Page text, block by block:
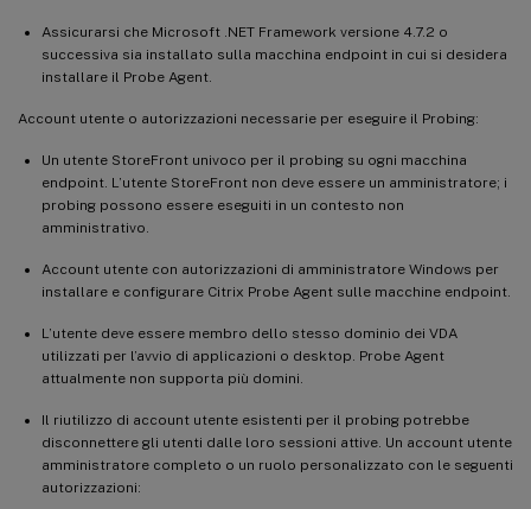
Assicurarsi che Microsoft .NET Framework versione 4.7.2 o
successiva sia installato sulla macchina endpoint in cui si desidera
installare il Probe Agent.
Account utente o autorizzazioni necessarie per eseguire il Probing:
Un utente StoreFront univoco per il probing su ogni macchina
endpoint. L’utente StoreFront non deve essere un amministratore; i
probing possono essere eseguiti in un contesto non
amministrativo.
Account utente con autorizzazioni di amministratore Windows per
installare e configurare Citrix Probe Agent sulle macchine endpoint.
L’utente deve essere membro dello stesso dominio dei VDA
utilizzati per l’avvio di applicazioni o desktop. Probe Agent
attualmente non supporta più domini.
Il riutilizzo di account utente esistenti per il probing potrebbe
disconnettere gli utenti dalle loro sessioni attive. Un account utente
amministratore completo o un ruolo personalizzato con le seguenti
autorizzazioni: